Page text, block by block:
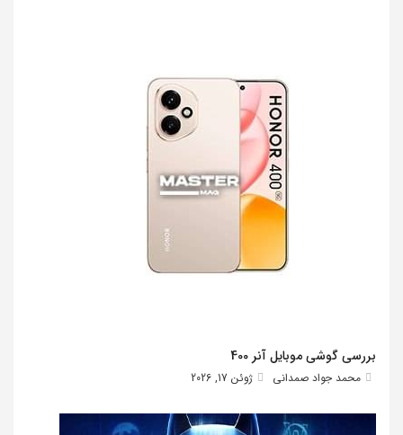
بررسی گوشی موبایل آنر 400
محمد جواد صمدانی ژوئن 17, 2026